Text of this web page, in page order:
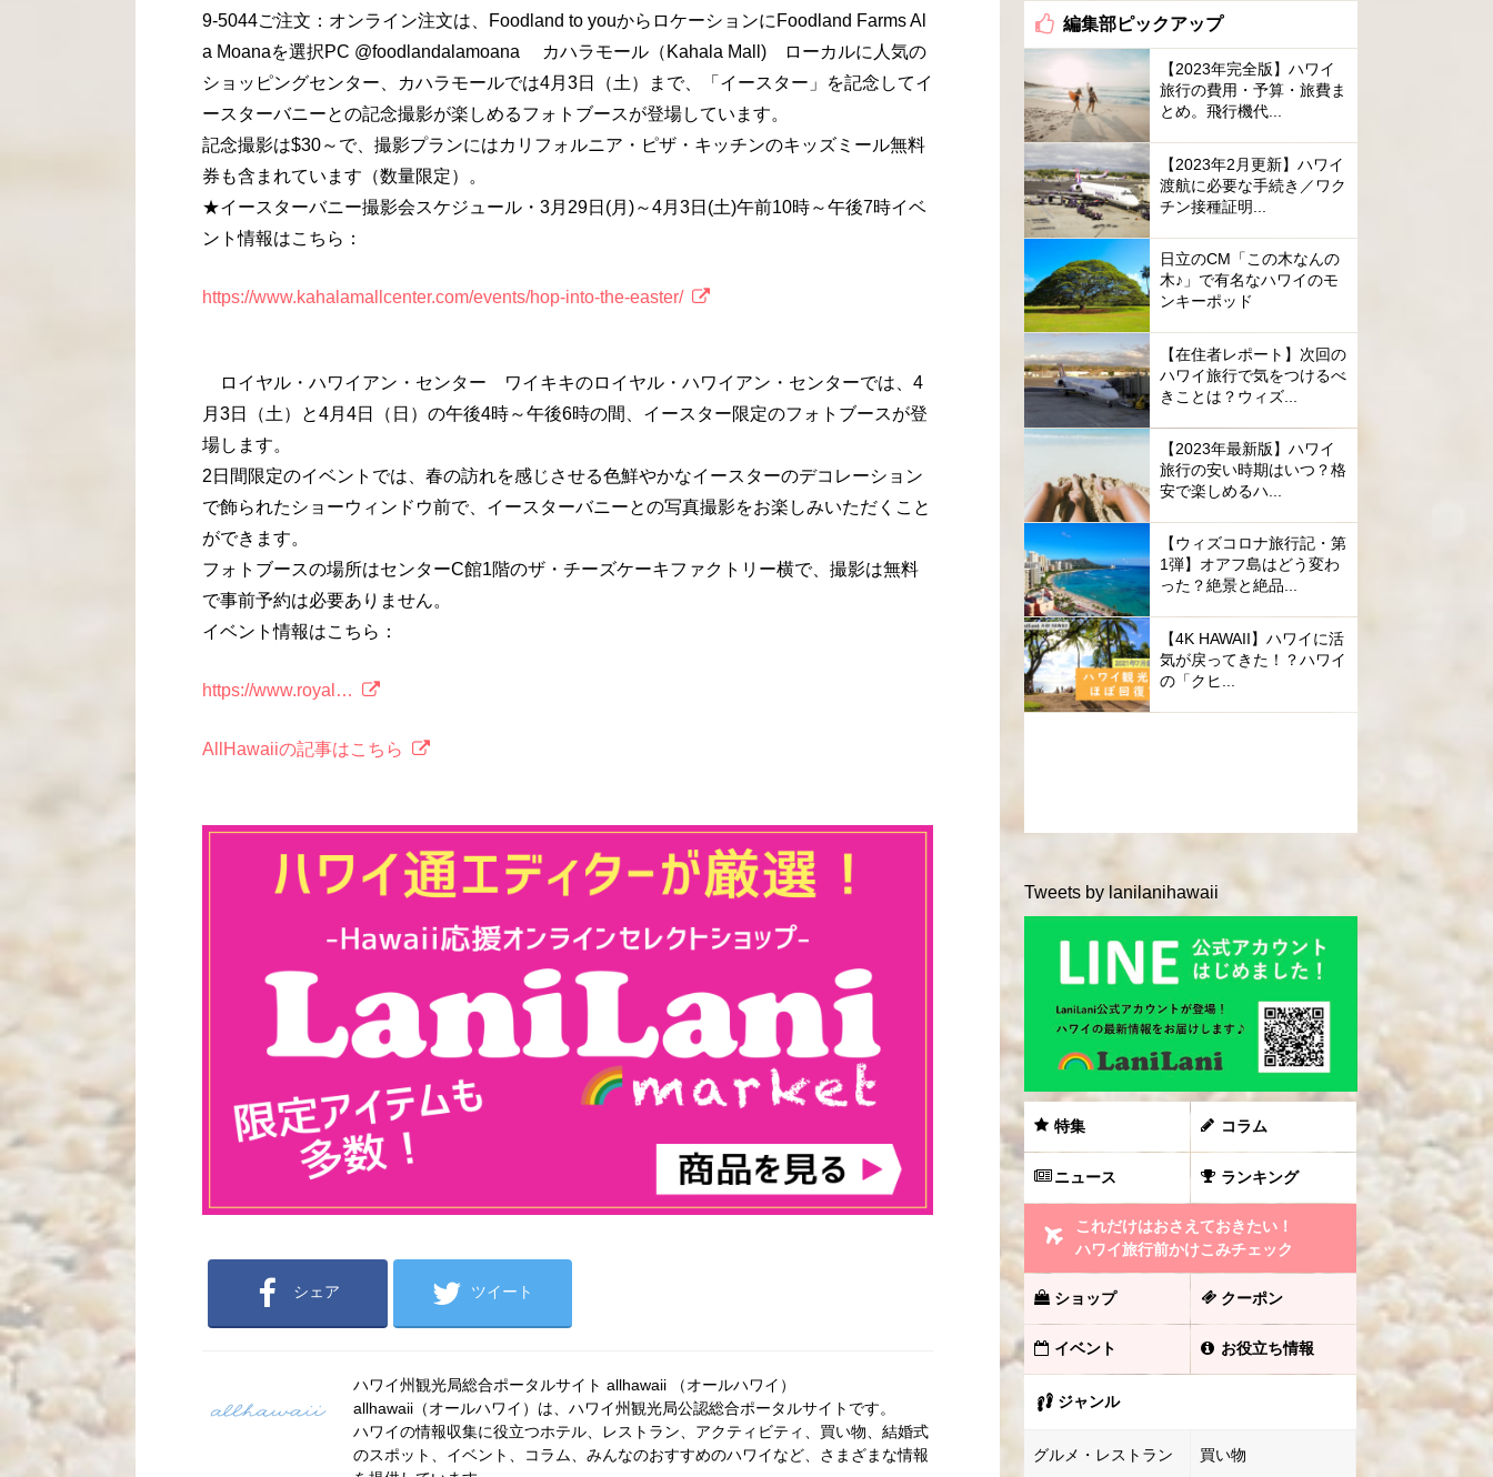
9-5044ご注文：オンライン注文は、Foodland to youからロケーションにFoodland Farms Al
a Moanaを選択PC @foodlandalamoana カハラモール（Kahala Mall) ローカルに人気の
ショッピングセンター、カハラモールでは4月3日（土）まで、「イースター」を記念してイ
ースターバニーとの記念撮影が楽しめるフォトブースが登場しています。
記念撮影は$30～で、撮影プランにはカリフォルニア・ピザ・キッチンのキッズミール無料
券も含まれています（数量限定）。
★イースターバニー撮影会スケジュール・3月29日(月)～4月3日(土)午前10時～午後7時イベ
ント情報はこちら：
https://www.kahalamallcenter.com/events/hop-into-the-easter/
ロイヤル・ハワイアン・センター ワイキキのロイヤル・ハワイアン・センターでは、4
月3日（土）と4月4日（日）の午後4時～午後6時の間、イースター限定のフォトブースが登
場します。
2日間限定のイベントでは、春の訪れを感じさせる色鮮やかなイースターのデコレーション
で飾られたショーウィンドウ前で、イースターバニーとの写真撮影をお楽しみいただくこと
ができます。
フォトブースの場所はセンターC館1階のザ・チーズケーキファクトリー横で、撮影は無料
で事前予約は必要ありません。
イベント情報はこちら：
https://www.royal…
AllHawaiiの記事はこちら
シェア ツイート
ハワイ州観光局総合ポータルサイト allhawaii （オールハワイ）
allhawaii（オールハワイ）は、ハワイ州観光局公認総合ポータルサイトです。
ハワイの情報収集に役立つホテル、レストラン、アクティビティ、買い物、結婚式
のスポット、イベント、コラム、みんなのおすすめのハワイなど、さまざまな情報
編集部ピックアップ
【2023年完全版】ハワイ
旅行の費用・予算・旅費ま
とめ。飛行機代...
【2023年2月更新】ハワイ
渡航に必要な手続き／ワク
チン接種証明...
日立のCM「この木なんの
木♪」で有名なハワイのモ
ンキーポッド
【在住者レポート】次回の
ハワイ旅行で気をつけるべ
きことは？ウィズ...
【2023年最新版】ハワイ
旅行の安い時期はいつ？格
安で楽しめるハ...
【ウィズコロナ旅行記・第
1弾】オアフ島はどう変わ
った？絶景と絶品...
【4K HAWAII】ハワイに活
気が戻ってきた！？ハワイ
の「クヒ...
Tweets by lanilanihawaii
特集 コラム
ニュース ランキング
これだけはおさえておきたい！
ハワイ旅行前かけこみチェック
ショップ クーポン
イベント お役立ち情報
ジャンル
グルメ・レストラン 買い物